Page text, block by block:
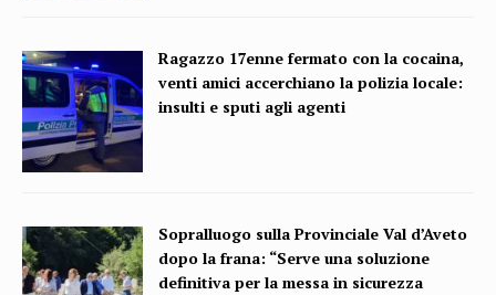
Ragazzo 17enne fermato con la cocaina,
venti amici accerchiano la polizia locale:
insulti e sputi agli agenti
Sopralluogo sulla Provinciale Val d’Aveto
dopo la frana: “Serve una soluzione
definitiva per la messa in sicurezza